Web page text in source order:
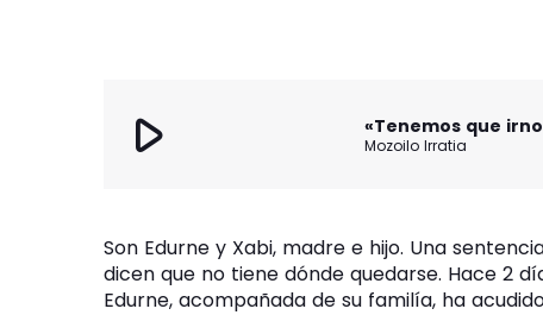
play_arrow «Tenemos que
Mozoilo Irratia
Son Edurne y Xabi, madre e hijo. Una
dicen que no tiene dónde quedarse. Hace 2
Edurne, acompañada de su familía, ha